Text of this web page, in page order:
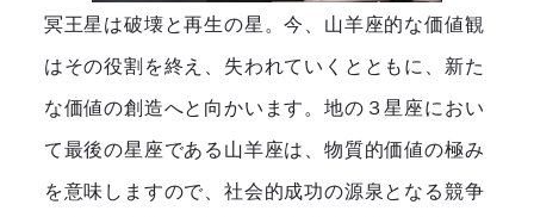
冥王星は破壊と再生の星。今、山羊座的な価値観
はその役割を終え、失われていくとともに、新た
な価値の創造へと向かいます。地の３星座におい
て最後の星座である山羊座は、物質的価値の極み
を意味しますので、社会的成功の源泉となる競争